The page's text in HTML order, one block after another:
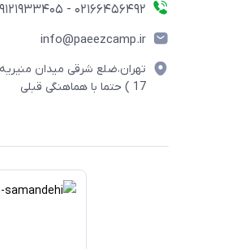
02166456492 - 09121933405
info@paeezcamp.ir
17 ) حتما با هماهنگی قبلی